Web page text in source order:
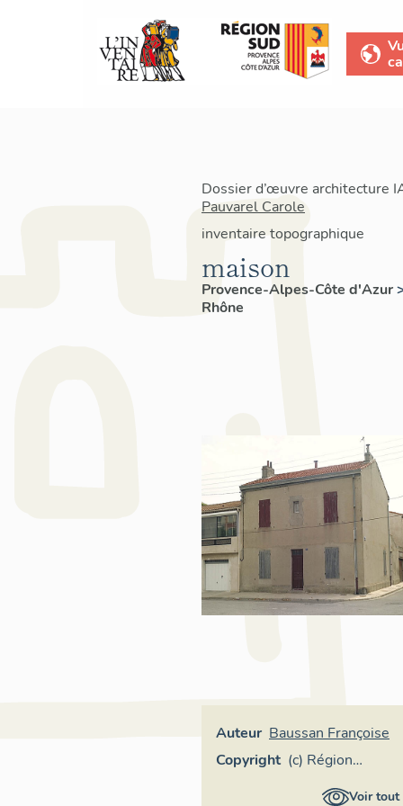
Dossier d’œuvre architecture
Pauvarel Carole
inventaire topographique
maison
Provence-Alpes-Côte d'Azur
Rhône
Auteur Baussan Françoise
Copyright (c) Région
Provence-Alpes-
Voir tout